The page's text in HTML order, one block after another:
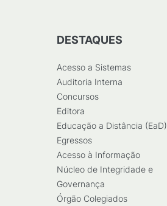
DESTAQUES
Acesso a Sistemas
Auditoria Interna
Concursos
Editora
Educação a Distância (EaD)
Egressos
Acesso à Informação
Núcleo de Integridade e
Governança
Órgão Colegiados